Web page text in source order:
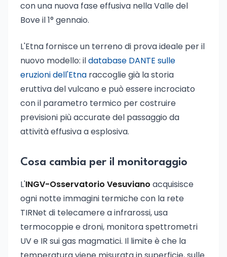
con una nuova fase effusiva nella Valle del
Bove il 1° gennaio.
L'Etna fornisce un terreno di prova ideale per il
nuovo modello: ildatabase DANTE sulle
eruzioni dell'Etna raccoglie già la storia
eruttiva del vulcano e può essere incrociato
con il parametro termico per costruire
previsioni più accurate del passaggio da
attività effusiva a esplosiva.
Cosa cambia per il monitoraggio
L'INGV-Osservatorio Vesuviano acquisisce
ogni notte immagini termiche con la rete
TIRNet di telecamere a infrarossi, usa
termocoppie e droni, monitora spettrometri
UV e IR sui gas magmatici. Il limite è che la